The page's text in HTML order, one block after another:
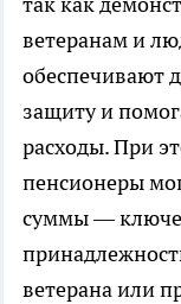
ветеранам и
обеспечивают
защиту и
расходы. При
пенсионеры
суммы —
ветерана или